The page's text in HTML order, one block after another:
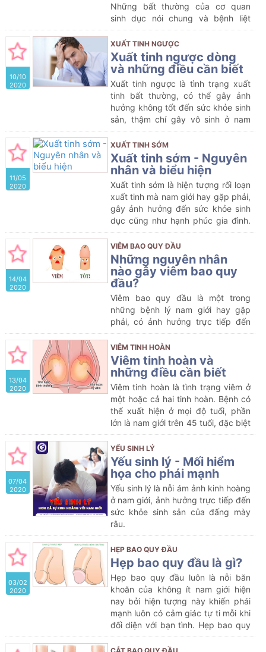
Những bất thường của cơ quan
sinh dục nói chung và bệnh liệt
dương nói riêng luôn là nỗi ám ảnh
với nam giới. Bệnh không chỉ ảnh
hưởng đến tâm lý, đời sống tình dục
mà còn có thể gây ra hiếm muộn,
vô sinh ở nam giới. Vậy liệt dương là
gì? Bệnh có thể chữa khỏi được
không? Hãy cùng tìm hiểu qua bài
viết dưới đây để biết thêm thông
tin.
10/10
2020
XUẤT TINH NGƯỢC
Xuất tinh ngược dòng
và những điều cần biết
Xuất tinh ngược là tình trạng xuất
tinh bất thường, có thể gây ảnh
hưởng không tốt đến sức khỏe sinh
sản, thậm chí gây vô sinh ở nam
giới.
11/05
2020
XUẤT TINH SỚM
Xuất tinh sớm - Nguyên
nhân và biểu hiện
Xuất tinh sớm là hiện tượng rối loạn
xuất tinh mà nam giới hay gặp phải,
gây ảnh hưởng đến sức khỏe sinh
dục cũng như hạnh phúc gia đình.
Vậy xuất tinh sớm là gì, nguyên
nhân do đâu và có ảnh hưởng như
nào đến phái nam? Hãy cùng Bệnh
viện Phụ sản Hải Phòng tìm hiểu
qua bài viết dưới đây.
14/04
2020
VIÊM BAO QUY ĐẦU
Những nguyên nhân
nào gây viêm bao quy
đầu?
Viêm bao quy đầu là một trong
những bệnh lý nam giới hay gặp
phải, có ảnh hưởng trực tiếp đến
sức khỏe, chất lượng cuộc sống
cũng như khả năng sinh sản của
nam giới.
13/04
2020
VIÊM TINH HOÀN
Viêm tinh hoàn và
những điều cần biết
Viêm tinh hoàn là tình trạng viêm ở
một hoặc cả hai tinh hoàn. Bệnh có
thể xuất hiện ở mọi độ tuổi, phần
lớn là nam giới trên 45 tuổi, đặc biệt
bệnh nhân đang mắc quai bị. Tuy
không đe dọa trực tiếp đến tính
mạng, nhưng nếu không được phát
hiện và điều trị sớm, viêm tinh hoàn
có thể dẫn đến vô sinh ở nam giới.
07/04
2020
YẾU SINH LÝ
Yếu sinh lý - Mối hiểm
họa cho phái mạnh
Yếu sinh lý là nỗi ám ảnh kinh hoàng
ở nam giới, ảnh hưởng trực tiếp đến
sức khỏe sinh sản của đấng mày
râu.
03/02
2020
HẸP BAO QUY ĐẦU
Hẹp bao quy đầu là gì?
Hẹp bao quy đầu luôn là nỗi băn
khoăn của không ít nam giới hiện
nay bởi hiện tượng này khiến phái
mạnh luôn có cảm giác tự ti mỗi khi
đối diện với bạn tình. Hẹp bao quy
đầu nếu để lâu sẽ dẫn đến các chất
bã nhờn, cặn bựa sinh dục không